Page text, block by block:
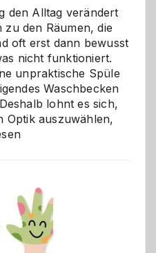
den Alltag verändert
den Räumen, die
oft erst dann bewusst
nicht funktioniert.
unpraktische Spüle
Waschbecken
lohnt es sich,
Optik auszuwählen,